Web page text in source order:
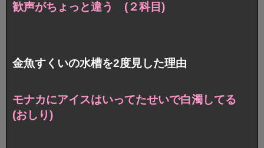
歓声がちょっと違う (２科目)
金魚すくいの水槽を2度見した理由
モナカにアイスはいってたせいで白濁してる
(おしり)